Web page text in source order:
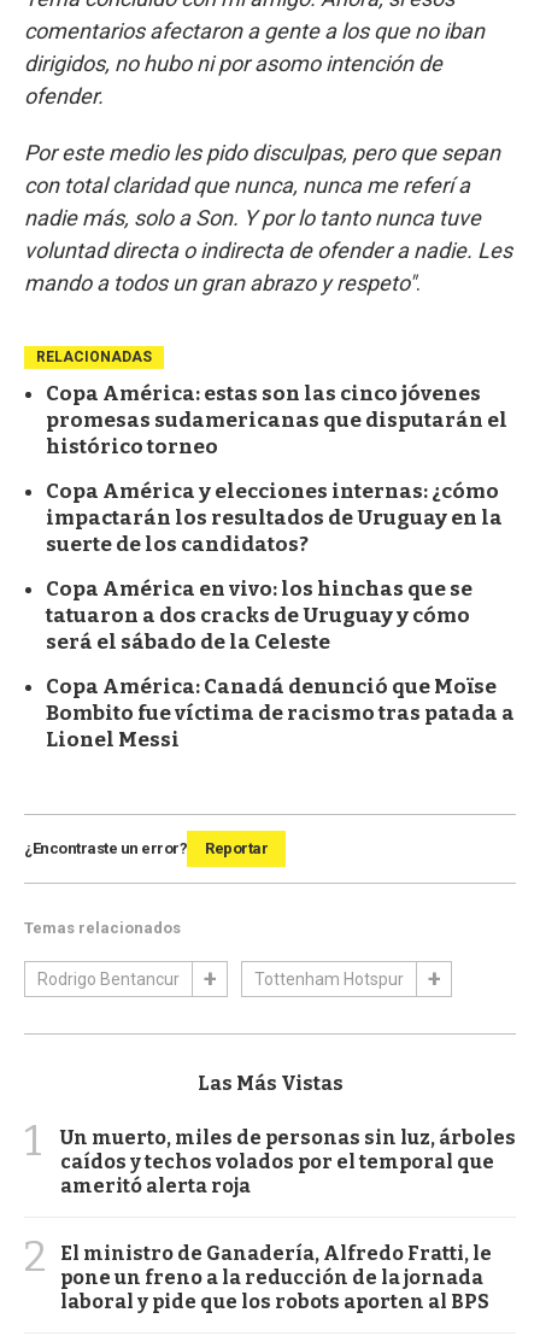
comentarios afectaron a gente a los que no iban
dirigidos, no hubo ni por asomo intención de
ofender.
Por este medio les pido disculpas, pero que sepan
con total claridad que nunca, nunca me referí a
nadie más, solo a Son. Y por lo tanto nunca tuve
voluntad directa o indirecta de ofender a nadie. Les
mando a todos un gran abrazo y respeto".
RELACIONADAS
Copa América: estas son las cinco jóvenes
promesas sudamericanas que disputarán el
histórico torneo
Copa América y elecciones internas: ¿cómo
impactarán los resultados de Uruguay en la
suerte de los candidatos?
Copa América en vivo: los hinchas que se
tatuaron a dos cracks de Uruguay y cómo
será el sábado de la Celeste
Copa América: Canadá denunció que Moïse
Bombito fue víctima de racismo tras patada a
Lionel Messi
¿Encontraste un error? Reportar
Temas relacionados
Rodrigo Bentancur Tottenham Hotspur
Las Más Vistas
1
Un muerto, miles de personas sin luz, árboles
caídos y techos volados por el temporal que
ameritó alerta roja
2
El ministro de Ganadería, Alfredo Fratti, le
pone un freno a la reducción de la jornada
laboral y pide que los robots aporten al BPS